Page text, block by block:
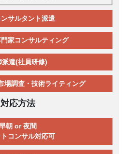
サルタント派遣
家コンサルティング
派遣(社員研修)
場調査・技術ライティング
対応方法
朝 or 夜間
トコンサル対応可